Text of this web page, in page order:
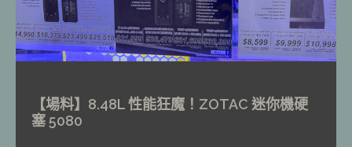
【場料】8.48L 性能狂魔！ZOTAC 迷你機硬
塞 5080